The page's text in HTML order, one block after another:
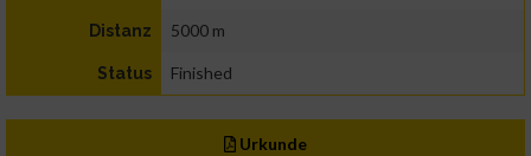
Distanz 5000 m
Status Finished
Urkunde